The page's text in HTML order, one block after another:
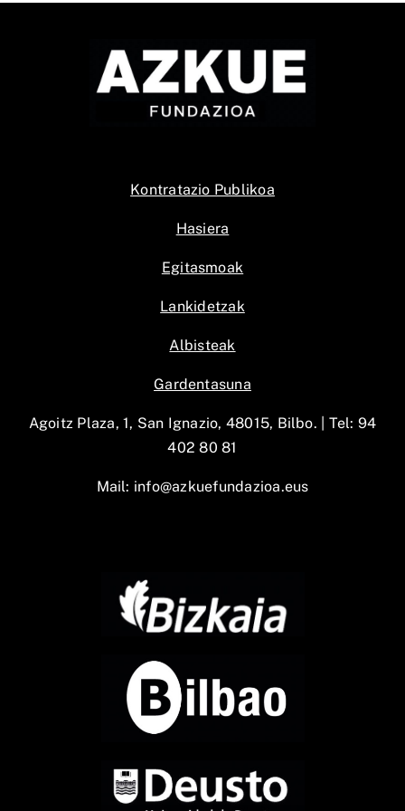
Kontratazio Publikoa
Hasiera
Egitasmoak
Lankidetzak
Albisteak
Gardentasuna
Agoitz Plaza, 1, San Ignazio, 48015, Bilbo. | Tel: 94
402 80 81
Mail: info@azkuefundazioa.eus